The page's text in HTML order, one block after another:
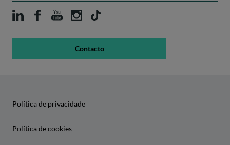
Contacto
Política de privacidade
Política de cookies